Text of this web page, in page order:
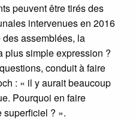
peuvent être tirés des
intervenues en 2016
assemblées, la
plus simple expression ?
conduit à faire
: « il y aurait beaucoup
Pourquoi en faire
superficiel ? ».